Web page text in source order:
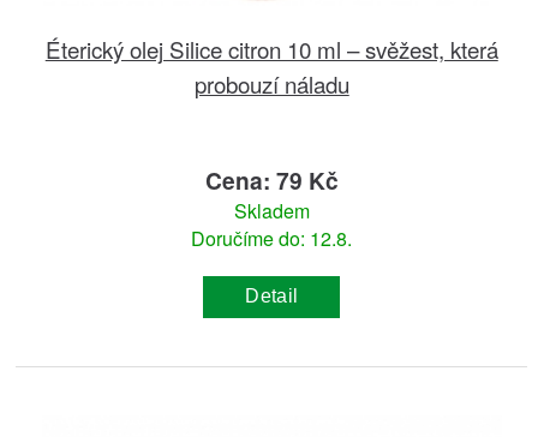
Éterický olej Silice citron 10 ml – svěžest, která
probouzí náladu
Cena: 79 Kč
Skladem
Doručíme do: 12.8.
Detail